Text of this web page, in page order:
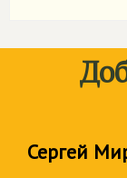
Сергей